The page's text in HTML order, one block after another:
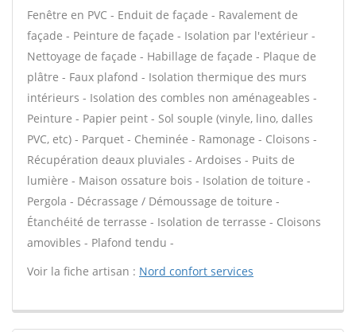
Fenêtre en PVC - Enduit de façade - Ravalement de
façade - Peinture de façade - Isolation par l'extérieur -
Nettoyage de façade - Habillage de façade - Plaque de
plâtre - Faux plafond - Isolation thermique des murs
intérieurs - Isolation des combles non aménageables -
Peinture - Papier peint - Sol souple (vinyle, lino, dalles
PVC, etc) - Parquet - Cheminée - Ramonage - Cloisons -
Récupération deaux pluviales - Ardoises - Puits de
lumière - Maison ossature bois - Isolation de toiture -
Pergola - Décrassage / Démoussage de toiture -
Étanchéité de terrasse - Isolation de terrasse - Cloisons
amovibles - Plafond tendu -
Voir la fiche artisan : Nord confort services